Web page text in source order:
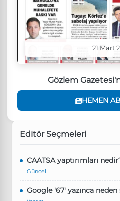
21 Mart
Gözlem
HEMEN
Editör Seçmeleri
CAATSA yaptırımları
Güncel
Google '67' yazınca neden